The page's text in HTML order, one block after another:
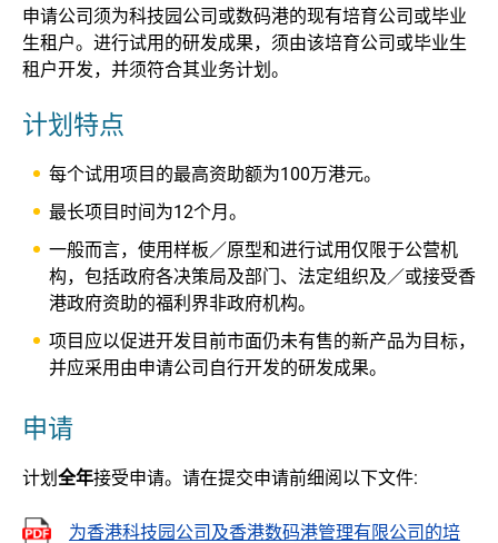
申请公司须为科技园公司或数码港的现有培育公司或毕业
生租户。进行试用的研发成果，须由该培育公司或毕业生
租户开发，并须符合其业务计划。
计划特点
每个试用项目的最高资助额为100万港元。
最长项目时间为12个月。
一般而言，使用样板／原型和进行试用仅限于公营机
构，包括政府各决策局及部门、法定组织及／或接受香
港政府资助的福利界非政府机构。
项目应以促进开发目前市面仍未有售的新产品为目标，
并应采用由申请公司自行开发的研发成果。
申请
计划 全年接受申请。请在提交申请前细阅以下文件:
为香港科技园公司及香港数码港管理有限公司的培